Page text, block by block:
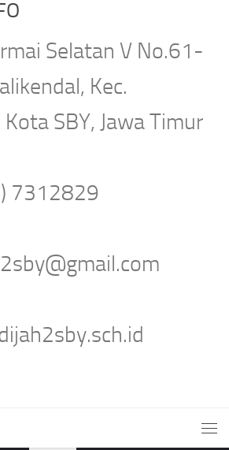
Selatan V No.61-
Kec.
SBY, Jawa Timur
7312829